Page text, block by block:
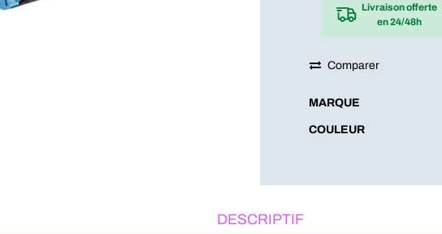
Livraison offerte
en 24/48h
Comparer
MARQUE
COULEUR
DESCRIPTIF